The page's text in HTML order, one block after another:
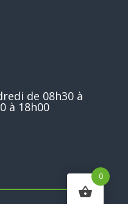
de 08h30 à
à 18h00
0